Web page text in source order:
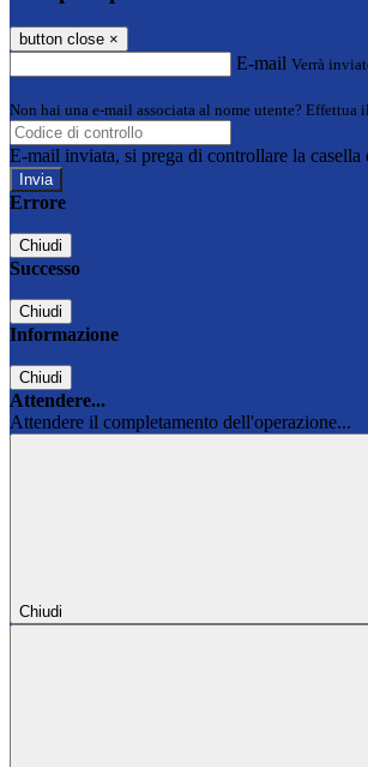
button close ×
E-mail Verrà
Non hai una e-mail associata al nome utente? Effettua
E-mail inviata, si prega di controllare la casella
Errore
Chiudi
Successo
Chiudi
Informazione
Chiudi
Attendere...
Attendere il completamento dell'operazione...
Chiudi